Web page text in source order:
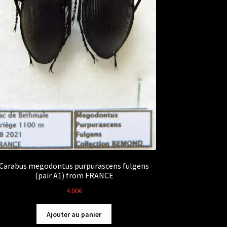
megodontus purpurascens fulgens
(pair A1) from FRANCE
4.00€
Ajouter au panier